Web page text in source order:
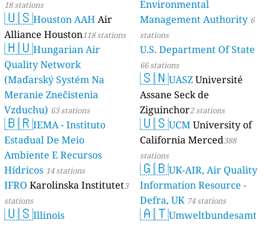
18 stations
🇺🇸Houston AAH Air
Alliance Houston118 stations
🇭🇺Hungarian Air
Quality Network
(Maďarský Systém Na
Meranie Znečistenia
Vzduchu) 63 stations
🇧🇷IEMA - Instituto
Estadual De Meio
Ambiente E Recursos
Hídricos 14 stations
IFRO Karolinska Institutet3
stations
🇺🇸Illinois
Environmental
Management Authority 6
stations
U.S. Department Of State
66 stations
🇸🇳UASZUniversité
Assane Seck de
Ziguinchor2 stations
🇺🇸UCMUniversity of
California Merced388
stations
🇬🇧UK-AIR, Air Quality
Information Resource -
Defra, UK 74 stations
🇦🇹Umweltbundesamt